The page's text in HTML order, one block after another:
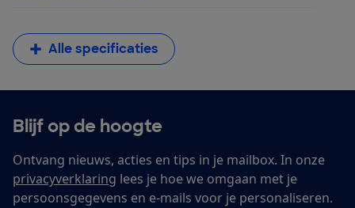
Alle specificaties
Blijf op de hoogte
Ontvang nieuws, acties en tips in je mailbox. In onze
privacyverklaring lees je hoe we omgaan met je
persoonsgegevens en e-mails voor je personaliseren.